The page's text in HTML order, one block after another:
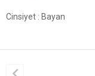
Cinsiyet : Bayan